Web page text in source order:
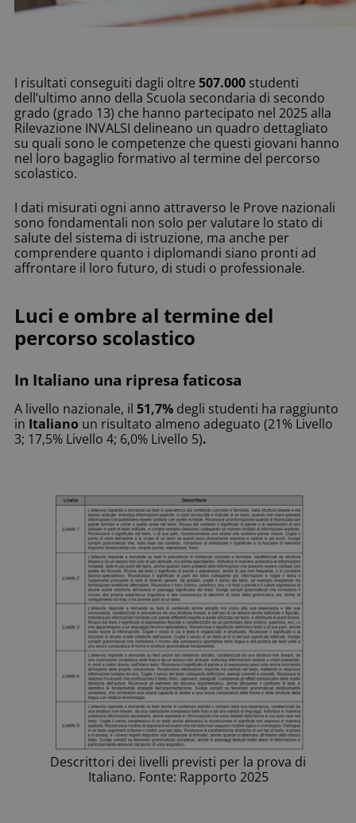
I risultati conseguiti dagli oltre 507.000 studenti
dell’ultimo anno della Scuola secondaria di secondo
grado (grado 13) che hanno partecipato nel 2025 alla
Rilevazione INVALSI delineano un quadro dettagliato
su quali sono le competenze che questi giovani hanno
nel loro bagaglio formativo al termine del percorso
scolastico.
I dati misurati ogni anno attraverso le Prove nazionali
sono fondamentali non solo per valutare lo stato di
salute del sistema di istruzione, ma anche per
comprendere quanto i diplomandi siano pronti ad
affrontare il loro futuro, di studi o professionale.
Luci e ombre al termine del
percorso scolastico
In Italiano una ripresa faticosa
A livello nazionale, il 51,7% degli studenti ha raggiunto
in Italiano un risultato almeno adeguato (21% Livello
3; 17,5% Livello 4; 6,0% Livello 5).
Descrittori dei livelli previsti per la prova di
Italiano. Fonte: Rapporto 2025